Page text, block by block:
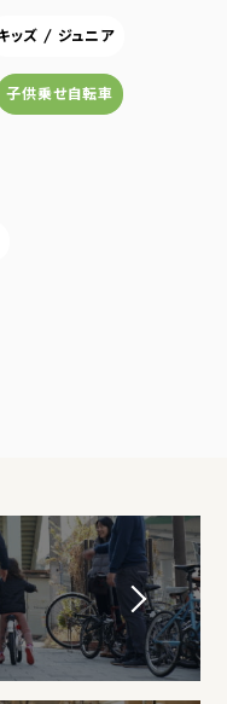
ッズ / ジュニア
子供乗せ自転車